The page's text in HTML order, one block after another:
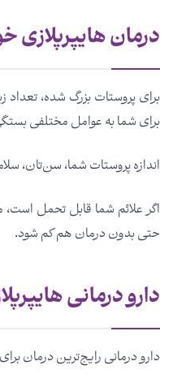
درمان
برای پروستات بزرگ شده،
برای شما به عوامل مختلفی
اندازه پروستات شما، سن‌تان،
اگر علائم شما قابل تحمل است،
حتی بدون درمان هم کم شود.
دارو درمانی
دارو درمانی رایج‌ترین درمان